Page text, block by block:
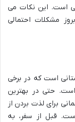
است. این نکات می
مشکلات احتمالی
است که در برخی
حتی در بهترین
برای لذت بردن از
قبل از سفر، به